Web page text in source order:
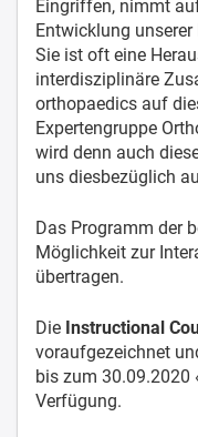
Eingriffen, nimmt
Entwicklung
Sie ist oft eine
interdisziplinäre
orthopaedics auf
Expertengruppe
wird denn auch
uns diesbezüglich
Das Programm der
Möglichkeit zur
übertragen.
Die Instructional
voraufgezeichnet
bis zum 30.09.2020
Verfügung.